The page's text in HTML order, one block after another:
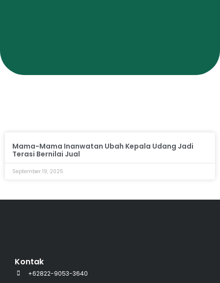
Mama-Mama Inanwatan Ubah Kepala Udang Jadi
Terasi Bernilai Jual
September 19, 2025
Kontak
+62822-9053-3640